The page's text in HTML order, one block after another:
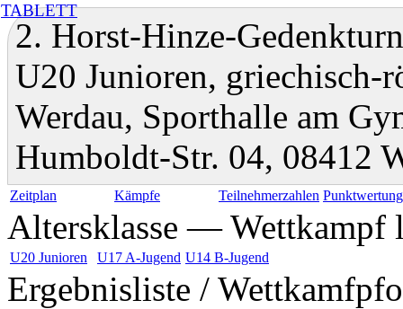
TABLETT
2. Horst-Hinze-
U20 Junioren, griechisch-
Werdau, Sporthalle am
Humboldt-Str. 04, 08412
Zeitplan Kämpfe Teilnehmerzahlen
Altersklasse — Wettkampf
U20 Junioren U17 A-Jugend U14 B-Jugend
Ergebnisliste /